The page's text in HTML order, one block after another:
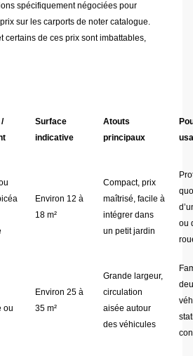
spécifiquement négociées pour
sur les carports de noter catalogue.
certains de ces prix sont imbattables,
Surface
indicative
Atouts
principaux
Environ 12 à
18 m²
Compact, prix
maîtrisé, facile à
intégrer dans
un petit jardin
ou
ou
Environ 25 à
35 m²
Grande largeur,
circulation
aisée autour
des véhicules